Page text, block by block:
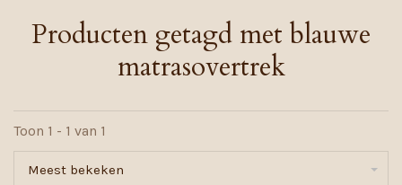
Producten getagd met blauwe
matrasovertrek
Toon 1 - 1 van 1
Meest bekeken